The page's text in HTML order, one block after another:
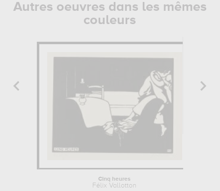
Autres oeuvres dans les mêmes
couleurs
Cinq heures
Félix Vallotton